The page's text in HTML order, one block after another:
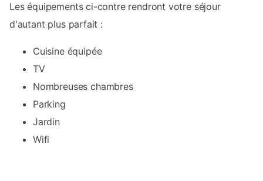
Les équipements ci-contre rendront votre séjour
d'autant plus parfait :
Cuisine équipée
TV
Nombreuses chambres
Parking
Jardin
Wifi